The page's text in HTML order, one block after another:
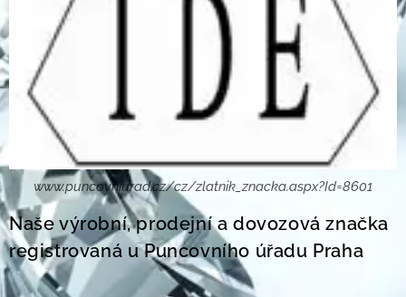
www.puncovniurad.cz/cz/zlatnik_znacka.aspx?Id=8601
Naše výrobní, prodejní a dovozová značka
registrovaná u Puncovního úřadu Praha